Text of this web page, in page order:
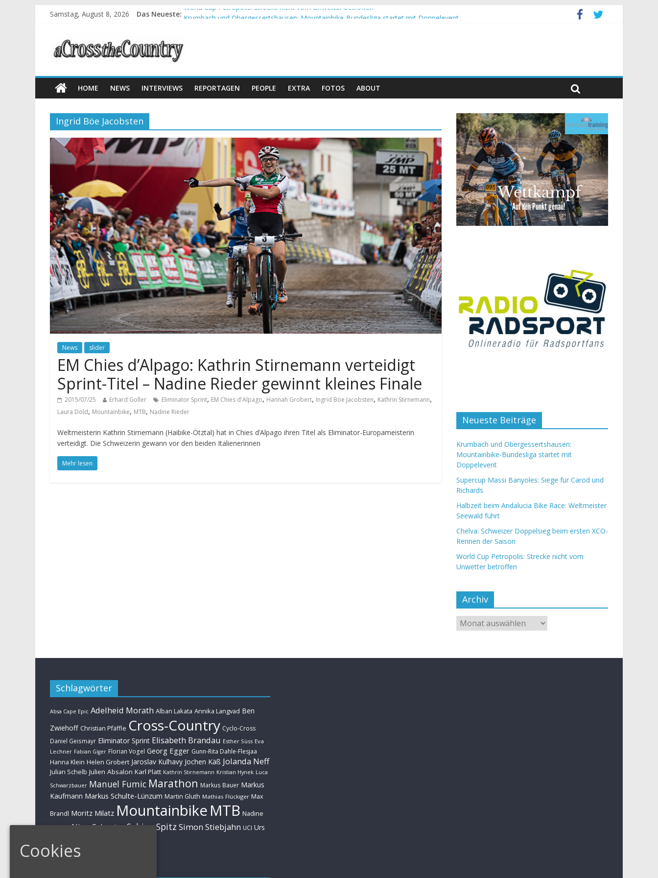
Samstag, August 8, 2026 Das Neueste: World Cup Petropolis: Strecke nicht vom Unwetter betroffen
HOME NEWS INTERVIEWS REPORTAGEN PEOPLE EXTRA FOTOS ABOUT
Ingrid Böe Jacobsten
News slider
EM Chies d’Alpago: Kathrin Stirnemann verteidigt
Sprint-Titel – Nadine Rieder gewinnt kleines Finale
2015/07/25 Erhard Goller Eliminator Sprint, EM Chies d'Alpago, Hannah Grobert, Ingrid Böe Jacobsten, Kathrin Stirnemann,
Laura Dold, Mountainbike, MTB, Nadine Rieder
Weltmeisterin Kathrin Stirnemann (Haibike-Ötztal) hat in Chies d’Alpago ihren Titel als Eliminator-Europameisterin
verteidigt. Die Schweizerin gewann vor den beiden Italienerinnen
Mehr lesen
Neueste Beiträge
Krumbach und Obergessertshausen:
Mountainbike-Bundesliga startet mit
Doppelevent
Supercup Massi Banyoles: Siege für Carod und
Richards
Halbzeit beim Andalucia Bike Race: Weltmeister
Seewald führt
Chelva: Schweizer Doppelsieg beim ersten XCO-
Rennen der Saison
World Cup Petropolis: Strecke nicht vom
Unwetter betroffen
Archiv
Schlagwörter
Absa Cape Epic Adelheid Morath Alban Lakata Annika Langvad Ben
Zwiehoff Christian Pfäffle Cross-Country Cyclo-Cross
Daniel Geismayr Eliminator Sprint Elisabeth Brandau Esther Süss Eva
Lechner Fabian Giger Florian Vogel Georg Egger Gunn-Rita Dahle-Flesjaa
Hanna Klein Helen Grobert Jaroslav Kulhavy Jochen Käß Jolanda Neff
Julian Schelb Julien Absalon Karl Platt Kathrin Stirnemann Kristian Hynek Luca
Schwarzbauer Manuel Fumic Marathon Markus Bauer Markus
Kaufmann Markus Schulte-Lünzum Martin Gluth Mathias Flückiger Max
Brandl Moritz Milatz Mountainbike MTB Nadine
Rieder Nino SchurterSabine Spitz Simon Stiebjahn UCI Urs
Cookies